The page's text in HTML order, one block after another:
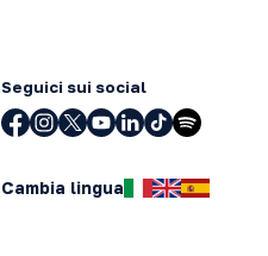
Seguici sui social
Cambia lingua